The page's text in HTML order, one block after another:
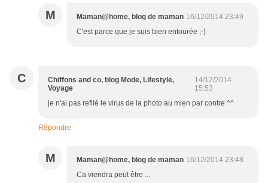
M Maman@home, blog de maman 16/12/2014 23:49
C'est parce que je suis bien entourée ;-)
C
Chiffons and co, blog Mode, Lifestyle,
Voyage
14/12/2014
15:53
je n'ai pas refilé le virus de la photo au mien par contre ^^
Répondre
M Maman@home, blog de maman 16/12/2014 23:48
Ca viendra peut être ...